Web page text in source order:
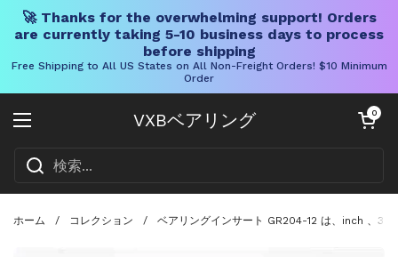
🚀 Thanks for the overwhelming support! Orders
are currently taking 5-10 business days to process
before shipping
Free Shipping to All US States on All Non-Freight Orders! $10 Minimum
Order
VXBベアリング
メニューを開く
カートを開く
0
ホーム / コレクション / ベアリングインサート GR204-12 は、inch 、